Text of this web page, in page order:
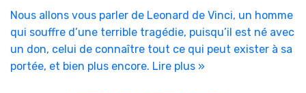
Nous allons vous parler de Leonard de Vinci, un homme
qui souffre d’une terrible tragédie, puisqu’il est né avec
un don, celui de connaître tout ce qui peut exister à sa
portée, et bien plus encore. Lire plus »